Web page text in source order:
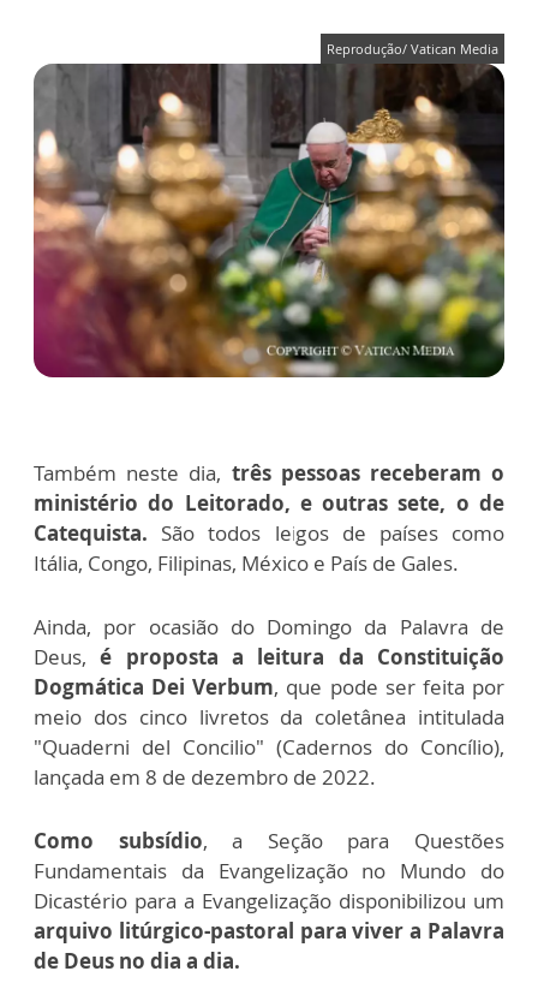
Reprodução/ Vatican Media
Também neste dia, três pessoas receberam o
ministério do Leitorado, e outras sete, o de
Catequista. São todos leigos de países como
Itália, Congo, Filipinas, México e País de Gales.
Ainda, por ocasião do Domingo da Palavra de
Deus,é proposta a leitura da Constituição
Dogmática Dei Verbum, que pode ser feita por
meio dos cinco livretos da coletânea intitulada
"Quaderni del Concilio" (Cadernos do Concílio),
lançada em 8 de dezembro de 2022.
Como subsídio, a Seção para Questões
Fundamentais da Evangelização no Mundo do
Dicastério para a Evangelização disponibilizou um
arquivo litúrgico-pastoral para viver a Palavra
de Deus no dia a dia.